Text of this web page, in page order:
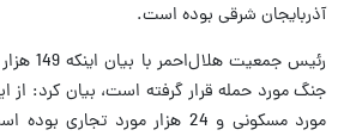
آذربایجان شرقی بوده است.